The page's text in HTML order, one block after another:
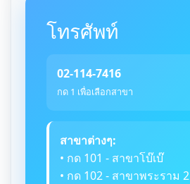
โทรศัพท์
02-114-7416
กด 1 เพื่อเลือกสาขา
สาขาต่างๆ:
• กด 101 - สาขาโบ๊เบ๊
• กด 102 - สาขาพระราม 2